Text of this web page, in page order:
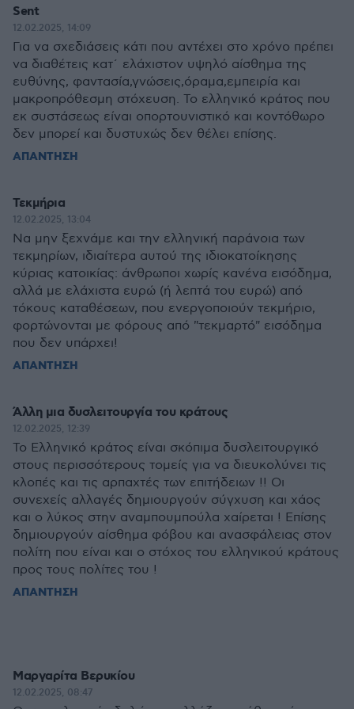
Sent
12.02.2025, 14:09
Για να σχεδιάσεις κάτι που αντέχει στο χρόνο πρέπει
να διαθέτεις κατ´ ελάχιστον υψηλό αίσθημα της
ευθύνης, φαντασία,γνώσεις,όραμα,εμπειρία και
μακροπρόθεσμη στόχευση. Το ελληνικό κράτος που
εκ συστάσεως είναι οπορτουνιστικό και κοντόθωρο
δεν μπορεί και δυστυχώς δεν θέλει επίσης.
ΑΠΑΝΤΗΣΗ
Τεκμήρια
12.02.2025, 13:04
Να μην ξεχνάμε και την ελληνική παράνοια των
τεκμηρίων, ιδιαίτερα αυτού της ιδιοκατοίκησης
κύριας κατοικίας: άνθρωποι χωρίς κανένα εισόδημα,
αλλά με ελάχιστα ευρώ (ή λεπτά του ευρώ) από
τόκους καταθέσεων, που ενεργοποιούν τεκμήριο,
φορτώνονται με φόρους από "τεκμαρτό" εισόδημα
που δεν υπάρχει!
ΑΠΑΝΤΗΣΗ
Άλλη μια δυσλειτουργία του κράτους
12.02.2025, 12:39
Το Ελληνικό κράτος είναι σκόπιμα δυσλειτουργικό
στους περισσότερους τομείς για να διευκολύνει τις
κλοπές και τις αρπαχτές των επιτήδειων !! Οι
συνεχείς αλλαγές δημιουργούν σύγχυση και χάος
και ο λύκος στην αναμπουμπούλα χαίρεται ! Επίσης
δημιουργούν αίσθημα φόβου και ανασφάλειας στον
πολίτη που είναι και ο στόχος του ελληνικού κράτους
προς τους πολίτες του !
ΑΠΑΝΤΗΣΗ
Μαργαρίτα Βερυκίου
12.02.2025, 08:47